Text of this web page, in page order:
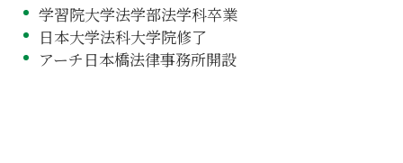
学習院大学法学部法学科卒業
日本大学法科大学院修了
アーチ日本橋法律事務所開設